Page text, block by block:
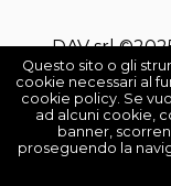
DAV srl
Reserved -
Questo sito o gli
cookie necessari al
cookie policy. Se
ad alcuni cookie,
banner,
proseguendo la